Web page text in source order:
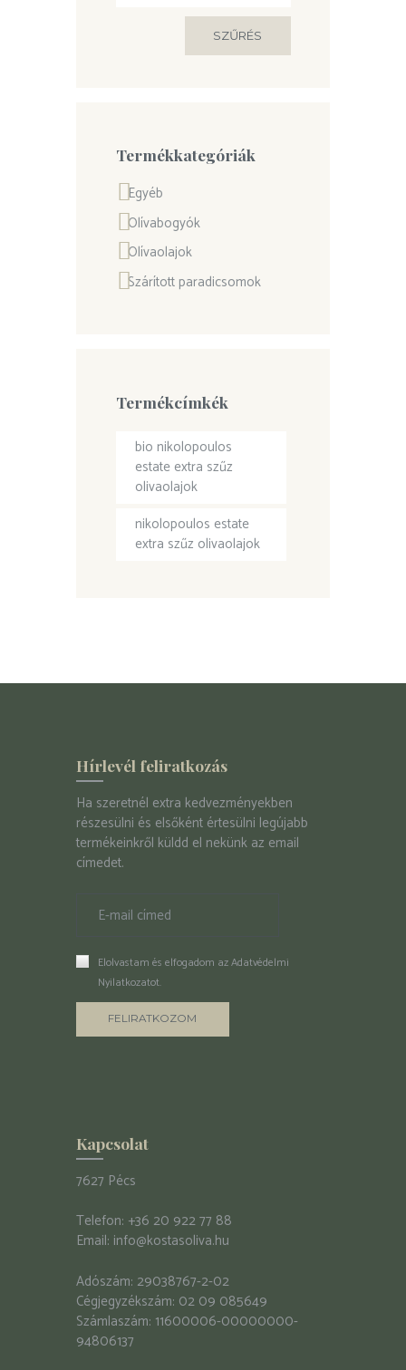
SZŰRÉS
Termékkategóriák
Egyéb
Olívabogyók
Olívaolajok
Szárított paradicsomok
Termékcímkék
bio nikolopoulos
estate extra szűz
olivaolajok
nikolopoulos estate
extra szűz olivaolajok
Hírlevél feliratkozás
Ha szeretnél extra kedvezményekben
részesülni és elsőként értesülni legújabb
termékeinkről küldd el nekünk az email
címedet.
Elolvastam és elfogadom azAdatvédelmi
Nyilatkozatot.
Kapcsolat
7627 Pécs
Telefon: +36 20 922 77 88
Email: info@kostasoliva.hu
Adószám: 29038767-2-02
Cégjegyzékszám: 02 09 085649
Számlaszám: 11600006-00000000-
94806137